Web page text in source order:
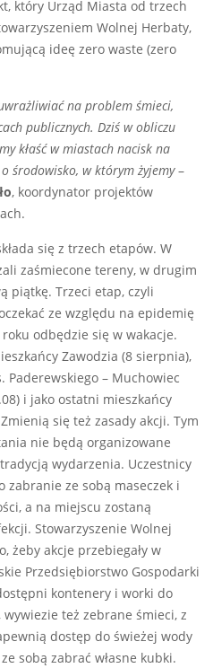
który Urząd Miasta od trzech
Wolnej Herbaty,
ideę zero waste (zero
na problem śmieci,
publicznych. Dziś w obliczu
kłaść w miastach nacisk na
środowisko, w którym żyjemy–
, koordynator projektów
się z trzech etapów. W
zaśmiecone tereny, w drugim
piątkę. Trzeci etap, czyli
ze względu na epidemię
odbędzie się w wakacje.
Zawodzia (8 sierpnia),
Paderewskiego – Muchowiec
i jako ostatni mieszkańcy
się też zasady akcji. Tym
nie będą organizowane
wydarzenia. Uczestnicy
zabranie ze sobą maseczek i
a na miejscu zostaną
Stowarzyszenie Wolnej
żeby akcje przebiegały w
Przedsiębiorstwo Gospodarki
kontenery i worki do
też zebrane śmieci, z
dostęp do świeżej wody
sobą zabrać własne kubki.